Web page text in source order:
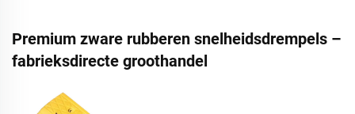
Premium zware rubberen snelheidsdrempels –
fabrieksdirecte groothandel